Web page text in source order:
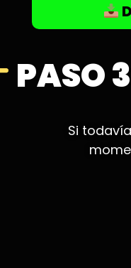
PASO
Si